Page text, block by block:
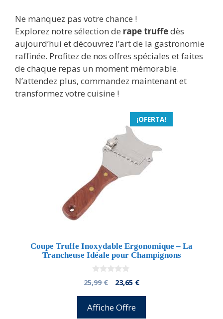
Ne manquez pas votre chance !
Explorez notre sélection de rape truffedès
aujourd’hui et découvrez l’art de la gastronomie
raffinée. Profitez de nos offres spéciales et faites
de chaque repas un moment mémorable.
N’attendez plus, commandez maintenant et
transformez votre cuisine !
¡OFERTA!
Coupe Truffe Inoxydable Ergonomique – La
Trancheuse Idéale pour Champignons
0
d
25,99€
El
original
era:
23,65 €El
Affiche Offre